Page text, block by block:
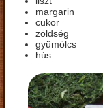
margarin
cukor
zöldség
gyümölcs
hús